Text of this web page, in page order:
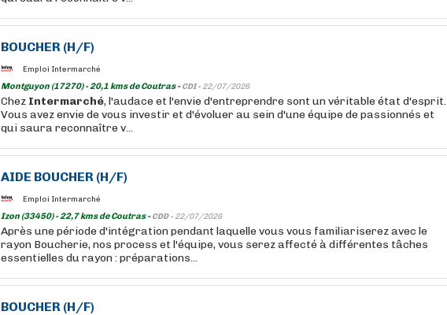
BOUCHER (H/F)
Emploi Intermarché
Montguyon (17270) - 20,1 kms de Coutras -CDI - 22/07/2026
Chez Intermarché, l'audace et l'envie d'entreprendre sont un véritable état d'esprit.
Vous avez envie de vous investir et d'évoluer au sein d'une équipe de passionnés et
qui saura reconnaître v...
AIDE BOUCHER (H/F)
Emploi Intermarché
Izon (33450) - 22,7 kms de Coutras -CDD - 22/07/2026
Après une période d'intégration pendant laquelle vous vous familiariserez avec le
rayon Boucherie, nos process et l'équipe, vous serez affecté à différentes tâches
essentielles du rayon : préparations...
BOUCHER (H/F)